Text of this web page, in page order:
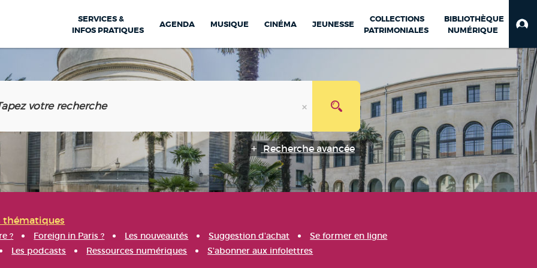
SERVICES &
INFOS PRATIQUES
AGENDA MUSIQUE CINÉMA JEUNESSE
COLLECTIONS
PATRIMONIALES
BIBLIOTHÈQUE
NUMÉRIQUE
Recherche avancée
thématiques
? Foreign in Paris ? Les nouveautés Suggestion d'achat
Se former en ligne
Les podcasts Ressources numériques S'abonner aux infolettres